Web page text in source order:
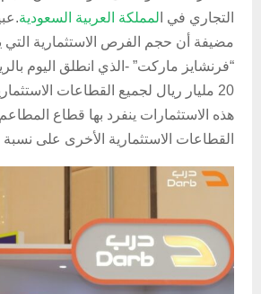
التجاري في ا لمملكة العربية السعودية
مضيفة أن حجم الفرص الاستثمارية
“فرنشايز ماركت” -الذي انطلق اليوم
هذه الاستثمارات ينفرد بها قطاع
القطاعات الاستثمارية الأخرى على نسبة 60%.